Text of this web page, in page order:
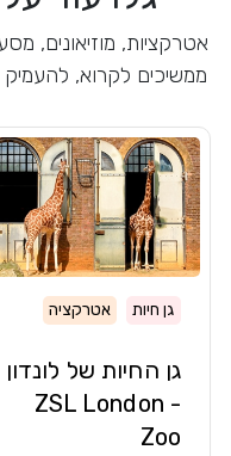
אטרקציות, מוזיאונים,
ממשיכים לקרוא, להעמיק
גן חיות אטרקציה
גן החיות של לונדון
- ZSL London
Zoo